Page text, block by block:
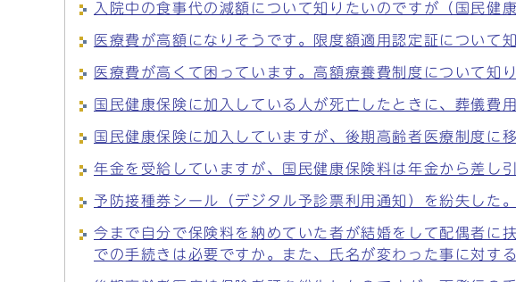
入院中の食事代の減額について知りたいのですが（国民健康
医療費が高額になりそうです。限度額適用認定証について
医療費が高くて困っています。高額療養費制度について知
国民健康保険に加入している人が死亡したときに、葬儀費
国民健康保険に加入していますが、後期高齢者医療制度に
年金を受給していますが、国民健康保険料は年金から差し
予防接種券シール（デジタル予診票利用通知）を紛失した
今まで自分で保険料を納めていた者が結婚をして配偶者に
での手続きは必要ですか。また、氏名が変わった事に対す